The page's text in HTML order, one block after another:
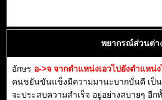
พยากรณ์ส่วนต่า
อักษร อ->จ จากตำแหน่งเอวไปยังตำแหน่
คนขยันขันแข็งมีความมานะบากบั่นดี เป็
จะประสบความสำเร็จ อยู่อย่างสบายๆ อี